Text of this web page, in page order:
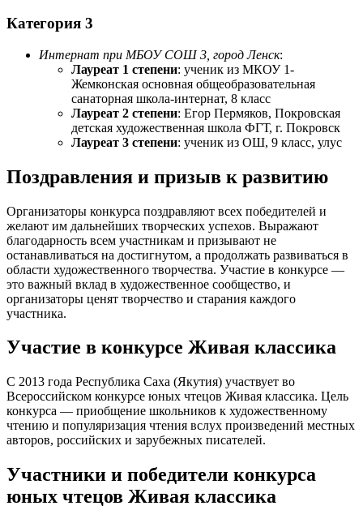
Категория 3
Интернат при МБОУ СОШ 3, город Ленск:
Лауреат 1 степени: ученик из МКОУ 1-
Жемконская основная общеобразовательная
санаторная школа-интернат, 8 класс
Лауреат 2 степени: Егор Пермяков, Покровская
детская художественная школа ФГТ, г. Покровск
Лауреат 3 степени: ученик из ОШ, 9 класс, улус
Поздравления и призыв к развитию
Организаторы конкурса поздравляют всех победителей и
желают им дальнейших творческих успехов. Выражают
благодарность всем участникам и призывают не
останавливаться на достигнутом, а продолжать развиваться в
области художественного творчества. Участие в конкурсе —
это важный вклад в художественное сообщество, и
организаторы ценят творчество и старания каждого
участника.
Участие в конкурсе Живая классика
С 2013 года Республика Саха (Якутия) участвует во
Всероссийском конкурсе юных чтецов Живая классика. Цель
конкурса — приобщение школьников к художественному
чтению и популяризация чтения вслух произведений местных
авторов, российских и зарубежных писателей.
Участники и победители конкурса
юных чтецов Живая классика